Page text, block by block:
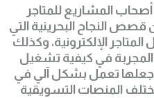
المشاريع للمتاجر
قصص النجاح البحرينية التي
الإلكترونية، وكذلك
في كيفية تشغيل
تعمل بشكل آلي في
المنصات التسويقية